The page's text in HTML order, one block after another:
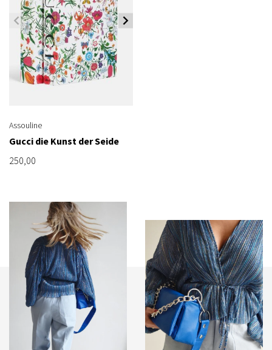
Assouline
Gucci die Kunst der Seide
250,00